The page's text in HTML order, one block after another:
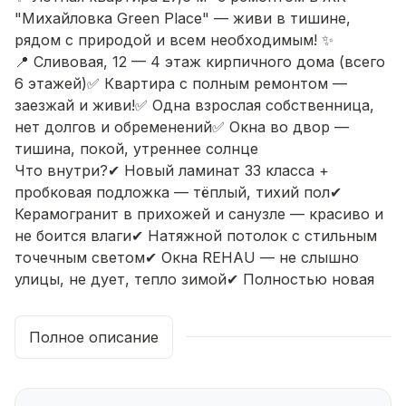
"Михайловка Green Place" — живи в тишине,
рядом с природой и всем необходимым! ✨
📍 Сливовая, 12 — 4 этаж кирпичного дома (всего
6 этажей)✅ Квартира с полным ремонтом —
заезжай и живи!✅ Одна взрослая собственница,
нет долгов и обременений✅ Окна во двор —
тишина, покой, утреннее солнце
Что внутри?✔ Новый ламинат 33 класса +
пробковая подложка — тёплый, тихий пол✔
Керамогранит в прихожей и санузле — красиво и
не боится влаги✔ Натяжной потолок с стильным
точечным светом✔ Окна REHAU — не слышно
улицы, не дует, тепло зимой✔ Полностью новая
провода скрыты✔ Санузел в плитке — акриловая
ванна, полотенцесушитель, всё новое
"Михайловка Green Place" — это не просто дом, а
Полное описание